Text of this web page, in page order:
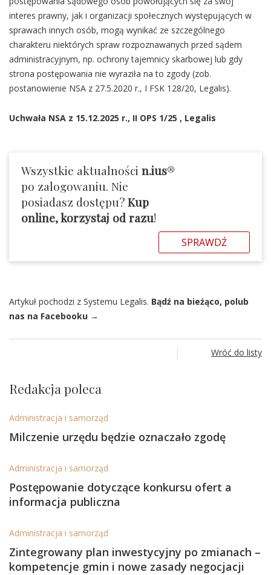
interes prawny, jak i organizacji społecznych występujących w
sprawach innych osób, mogą wynikać ze szczególnego
charakteru niektórych spraw rozpoznawanych przed sądem
administracyjnym, np. ochrony tajemnicy skarbowej lub gdy
strona postępowania nie wyraziła na to zgody (zob.
postanowienie NSA z 27.5.2020 r., I FSK 128/20, Legalis).
Uchwała NSA z 15.12.2025 r., II OPS 1/25 , Legalis
Wszystkie aktualności n.ius®
po zalogowaniu. Nie
posiadasz dostępu?Kup
online, korzystaj od razu!
SPRAWDŹ
Artykuł pochodzi z Systemu Legalis. Bądź na bieżąco, polub
nas na Facebooku →
Wróć do listy
Redakcja poleca
Administracja i samorząd
Milczenie urzędu będzie oznaczało zgodę
Administracja i samorząd
Postępowanie dotyczące konkursu ofert a
informacja publiczna
Administracja i samorząd
Zintegrowany plan inwestycyjny po zmianach –
kompetencje gmin i nowe zasady negocjacji